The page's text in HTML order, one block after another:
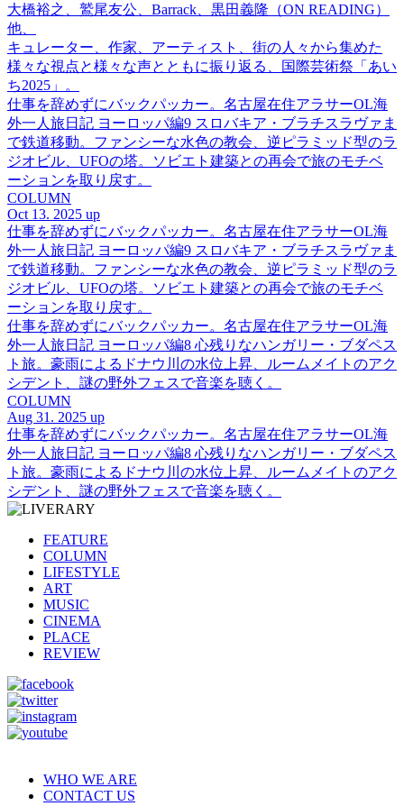
大橋裕之、鷲尾友公、Barrack、黒田義隆（ON READING）
他、
キュレーター、作家、アーティスト、街の人々から集めた
様々な視点と様々な声とともに振り返る、国際芸術祭「あい
ち2025」。
仕事を辞めずにバックパッカー。名古屋在住アラサーOL海
外一人旅日記 ヨーロッパ編9 スロバキア・ブラチスラヴァま
で鉄道移動。ファンシーな水色の教会、逆ピラミッド型のラ
ジオビル、UFOの塔。ソビエト建築との再会で旅のモチベ
ーションを取り戻す。
COLUMN
Oct 13. 2025 up
仕事を辞めずにバックパッカー。名古屋在住アラサーOL海
外一人旅日記 ヨーロッパ編9 スロバキア・ブラチスラヴァま
で鉄道移動。ファンシーな水色の教会、逆ピラミッド型のラ
ジオビル、UFOの塔。ソビエト建築との再会で旅のモチベ
ーションを取り戻す。
仕事を辞めずにバックパッカー。名古屋在住アラサーOL海
外一人旅日記 ヨーロッパ編8 心残りなハンガリー・ブダペス
ト旅。豪雨によるドナウ川の水位上昇、ルームメイトのアク
シデント、謎の野外フェスで音楽を聴く。
COLUMN
Aug 31. 2025 up
仕事を辞めずにバックパッカー。名古屋在住アラサーOL海
外一人旅日記 ヨーロッパ編8 心残りなハンガリー・ブダペス
ト旅。豪雨によるドナウ川の水位上昇、ルームメイトのアク
シデント、謎の野外フェスで音楽を聴く。
FEATURE
COLUMN
LIFESTYLE
ART
MUSIC
CINEMA
PLACE
REVIEW
WHO WE ARE
CONTACT US